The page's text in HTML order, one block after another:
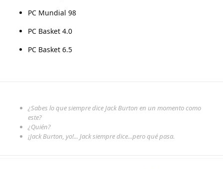
PC Mundial 98
PC Basket 4.0
PC Basket 6.5
¿Sabes lo que siempre dice Jack Burton en un momento como
este?
¿Quién?
¡Jack Burton, yo!... Jack siempre dice...pero qué pasa.